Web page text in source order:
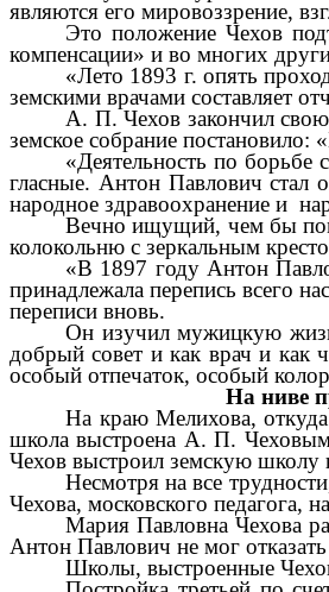
являются его мировоззрение,
Это положение Чехов
компенсации» и во многих
«Лето 1893 г. опять
земскими врачами составляет
А. П. Чехов закончил свою
земское собрание постановило:
«Деятельность по борьбе
гласные. Антон Павлович стал
народное здравоохранение и
Вечно ищущий, чем бы
колокольню с зеркальным
«В 1897 году Антон
принадлежала перепись всего
переписи вновь.
Он изучил мужицкую
добрый совет и как врач и как
особый отпечаток, особый
На ниве
На краю Мелихова,
школа выстроена А. П.
Чехов выстроил земскую школу
Несмотря на все
Чехова, московского педагога,
Мария Павловна Чехова
Антон Павлович не мог
Школы, выстроенные